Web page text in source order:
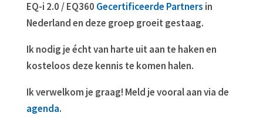
EQ-i 2.0 / EQ360 Gecertificeerde Partners in
Nederland en deze groep groeit gestaag.
Ik nodig je écht van harte uit aan te haken en
kosteloos deze kennis te komen halen.
Ik verwelkom je graag! Meld je vooral aan via de
agenda.